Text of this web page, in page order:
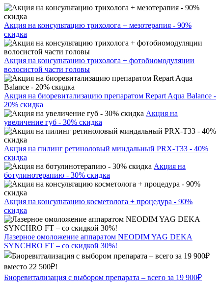
Акция на консультацию трихолога + мезотерапия - 90%
скидка
Акция на консультацию трихолога + фотобиомодуляции
волосистой части головы
Акция на биоревитализацию препаратом Repart Aqua Balance -
20% скидка
Акция на
увеличение губ - 30% скидка
Акция на пилинг ретиноловый миндальный PRX-T33 - 40%
скидка
Акция на
ботулинотерапию - 30% скидка
Акция на консультацию косметолога + процедура - 90%
скидка
Лазерное омоложение аппаратом NEODIM YAG DEKA
SYNCHRO FT – со скидкой 30%!
Биоревитализация с выбором препарата – всего за 19 900₽